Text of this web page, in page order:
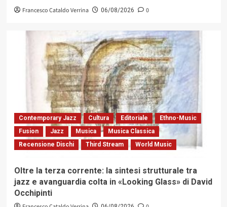
Francesco Cataldo Verrina 06/08/2026 0
Contemporary Jazz Cultura Editoriale
Ethno-Music
Fusion
Jazz Musica
Musica Classica
Recensione Dischi
Third Stream World Music
Oltre la terza corrente: la sintesi strutturale tra
jazz e avanguardia colta in «Looking Glass» di David
Occhipinti